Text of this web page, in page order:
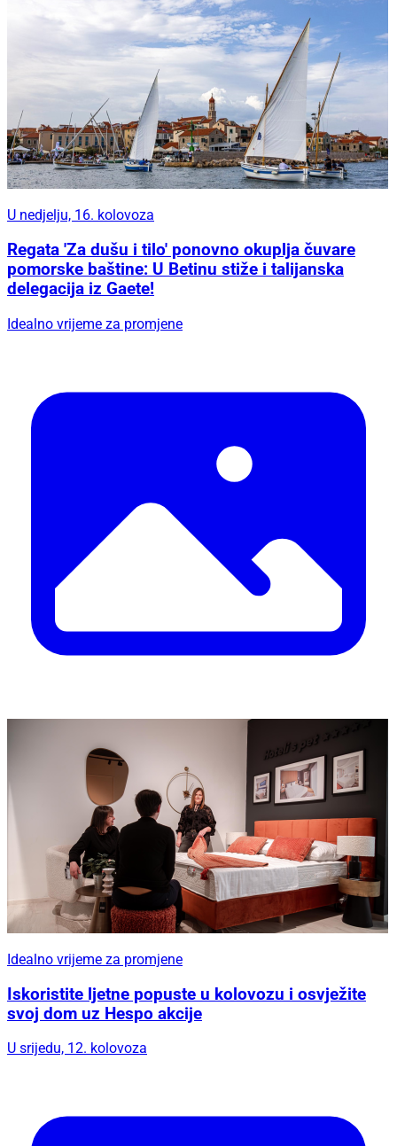
U nedjelju, 16. kolovoza
Regata 'Za dušu i tilo' ponovno okuplja čuvare
pomorske baštine: U Betinu stiže i talijanska
delegacija iz Gaete!
Idealno vrijeme za promjene
Idealno vrijeme za promjene
Iskoristite ljetne popuste u kolovozu i osvježite
svoj dom uz Hespo akcije
U srijedu, 12. kolovoza